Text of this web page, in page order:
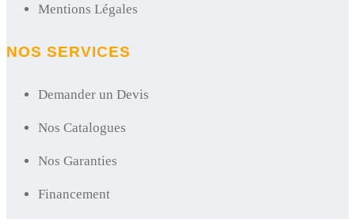
Mentions Légales
NOS SERVICES
Demander un Devis
Nos Catalogues
Nos Garanties
Financement